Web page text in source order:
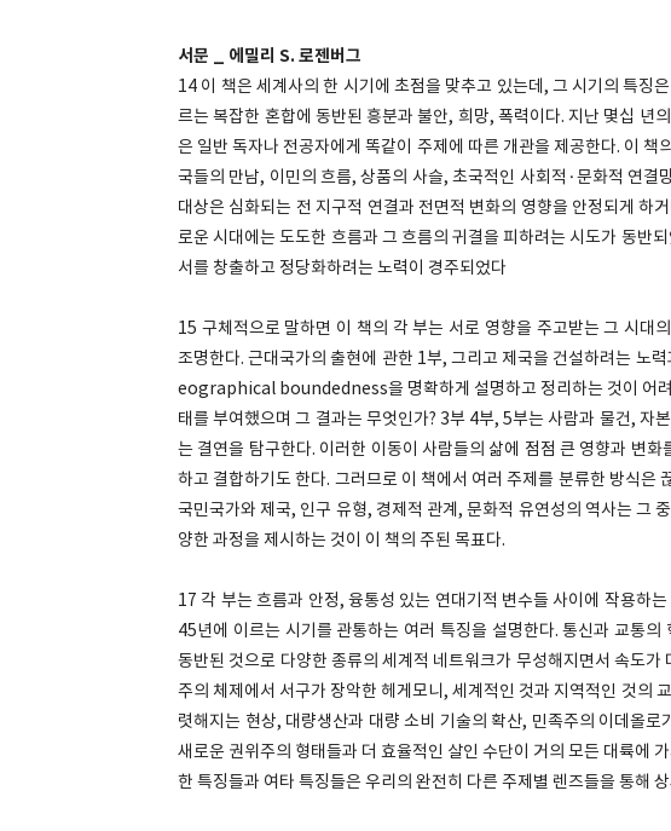
서문 _ 에밀리 S. 로젠버그
14 이 책은 세계사의 한 시기에 초점을 맞추고 있는데, 그 시기의 특징
르는 복잡한 혼합에 동반된 흥분과 불안, 희망, 폭력이다. 지난 몇십 년
은 일반 독자나 전공자에게 똑같이 주제에 따른 개관을 제공한다. 이 책
국들의 만남, 이민의 흐름, 상품의 사슬, 초국적인 사회적·문화적 연결
대상은 심화되는 전 지구적 연결과 전면적 변화의 영향을 안정되게 하
로운 시대에는 도도한 흐름과 그 흐름의 귀결을 피하려는 시도가 동반
서를 창출하고 정당화하려는 노력이 경주되었다
15 구체적으로 말하면 이 책의 각 부는 서로 영향을 주고받는 그 시대
조명한다. 근대국가의 출현에 관한 1부, 그리고 제국을 건설하려는 노
eographical boundedness을 명확하게 설명하고 정리하는 것이 어려
태를 부여했으며 그 결과는 무엇인가? 3부 4부, 5부는 사람과 물건, 자
는 결연을 탐구한다. 이러한 이동이 사람들의 삶에 점점 큰 영향과 변
하고 결합하기도 한다. 그러므로 이 책에서 여러 주제를 분류한 방식은
국민국가와 제국, 인구 유형, 경제적 관계, 문화적 유연성의 역사는 그
양한 과정을 제시하는 것이 이 책의 주된 목표다.
17 각 부는 흐름과 안정, 융통성 있는 연대기적 변수들 사이에 작용하
45년에 이르는 시기를 관통하는 여러 특징을 설명한다. 통신과 교통의
동반된 것으로 다양한 종류의 세계적 네트워크가 무성해지면서 속도
주의 체제에서 서구가 장악한 헤게모니, 세계적인 것과 지역적인 것의
렷해지는 현상, 대량생산과 대량 소비 기술의 확산, 민족주의 이데올
새로운 권위주의 형태들과 더 효율적인 살인 수단이 거의 모든 대륙에
한 특징들과 여타 특징들은 우리의 완전히 다른 주제별 렌즈들을 통해